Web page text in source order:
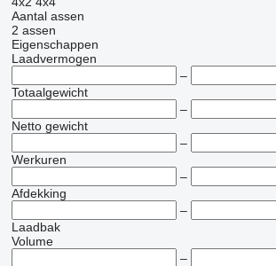
Aantal assen
2 assen
Eigenschappen
Laadvermogen
–
Totaalgewicht
–
Netto gewicht
–
Werkuren
–
Afdekking
–
Laadbak
Volume
–